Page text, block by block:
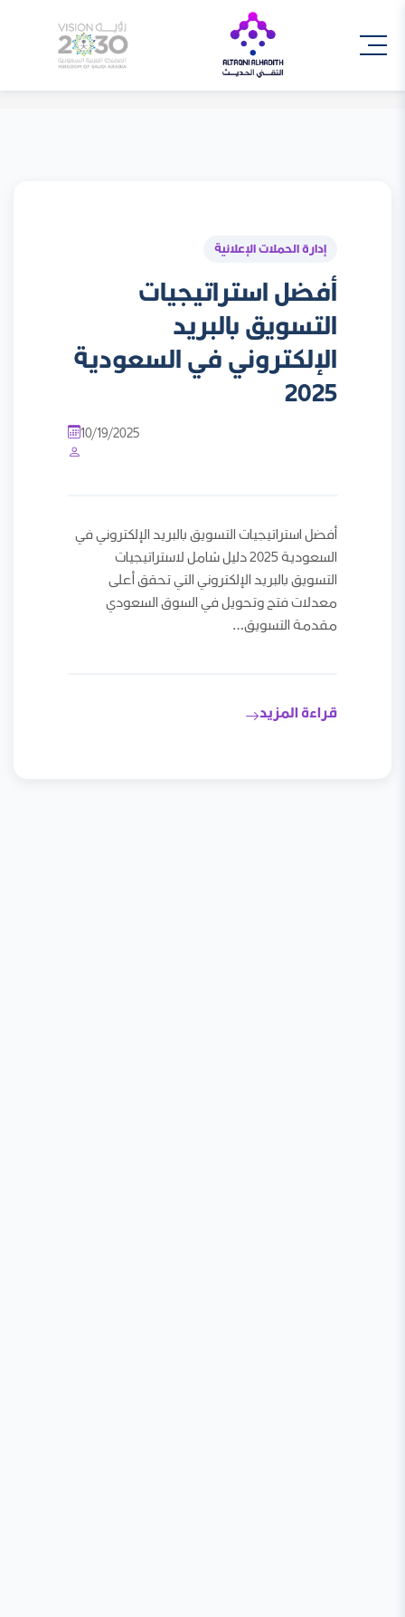
إدارة الحملات الإعلانية
أفضل استراتيجيات
التسويق بالبريد
الإلكتروني في السعودية
2025
10/19/2025
أفضل استراتيجيات التسويق بالبريد الإلكتروني في
السعودية 2025 دليل شامل لاستراتيجيات
التسويق بالبريد الإلكتروني التي تحقق أعلى
معدلات فتح وتحويل في السوق السعودي
مقدمة التسويق…
قراءة المزيد